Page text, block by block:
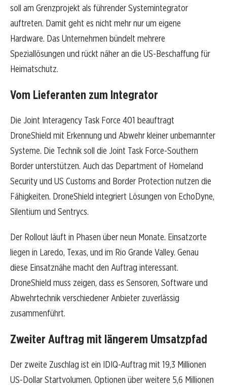
soll am Grenzprojekt als führender Systemintegrator
auftreten. Damit geht es nicht mehr nur um eigene
Hardware. Das Unternehmen bündelt mehrere
Speziallösungen und rückt näher an die US-Beschaffung für
Heimatschutz.
Vom Lieferanten zum Integrator
Die Joint Interagency Task Force 401 beauftragt
DroneShield mit Erkennung und Abwehr kleiner unbemannter
Systeme. Die Technik soll die Joint Task Force-Southern
Border unterstützen. Auch das Department of Homeland
Security und US Customs and Border Protection nutzen die
Fähigkeiten. DroneShield integriert Lösungen von EchoDyne,
Silentium und Sentrycs.
Der Rollout läuft in Phasen über neun Monate. Einsatzorte
liegen in Laredo, Texas, und im Rio Grande Valley. Genau
diese Einsatznähe macht den Auftrag interessant.
DroneShield muss zeigen, dass es Sensoren, Software und
Abwehrtechnik verschiedener Anbieter zuverlässig
zusammenführt.
Zweiter Auftrag mit längerem Umsatzpfad
Der zweite Zuschlag ist ein IDIQ-Auftrag mit 19,3 Millionen
US-Dollar Startvolumen. Optionen über weitere 5,6 Millionen